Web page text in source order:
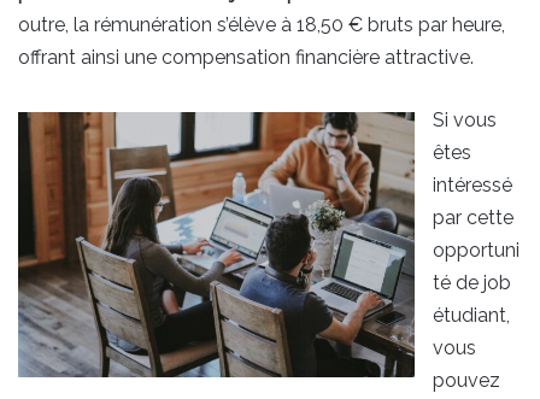
outre, la rémunération s’élève à 18,50 € bruts par heure,
offrant ainsi une compensation financière attractive.
Si vous
êtes
intéressé
par cette
opportuni
té de job
étudiant,
vous
pouvez